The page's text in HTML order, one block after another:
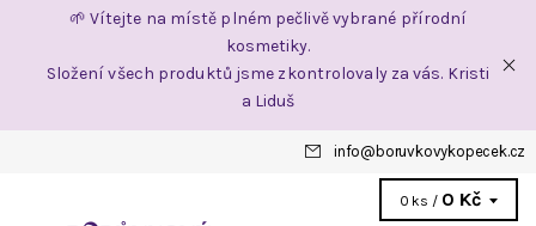
🌱 Vítejte na místě plném pečlivě vybrané přírodní
kosmetiky.
Složení všech produktů jsme zkontrolovaly za vás. Kristi
a Liduš
info@ boruvkovykopecek.cz
0 ks / 0 Kč